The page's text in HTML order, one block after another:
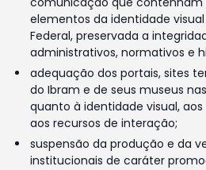
elementos da identidade
Federal, preservada a
administrativos, normativos e
adequação dos portais, sites
do Ibram e de seus museus
quanto à identidade visual,
aos recursos de interação;
suspensão da produção e da
institucionais de caráter